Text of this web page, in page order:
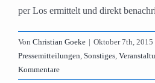
per Los ermittelt und direkt
Von Christian Goeke | Oktober 7th, 2015
Pressemitteilungen, Sonstiges,
Kommentare